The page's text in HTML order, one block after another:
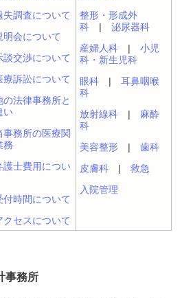
調査について
会について
交渉について
訴訟について
法律事務所と
い
務所の医療関
務
士費用につい
時間について
セスについて
整形・形成外
科 | 泌尿器科
産婦人科 | 小児
科・新生児科
眼科 | 耳鼻咽喉
科
放射線科 | 麻酔
科
美容整形 | 歯科
皮膚科 | 救急
入院管理
事務所